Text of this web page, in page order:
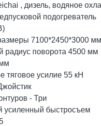
, дизель, водяное
подогреватель
7100*2450*3000 мм
поворота 4500 мм
тяговое усилие 55 кН
- Три
быстросъем